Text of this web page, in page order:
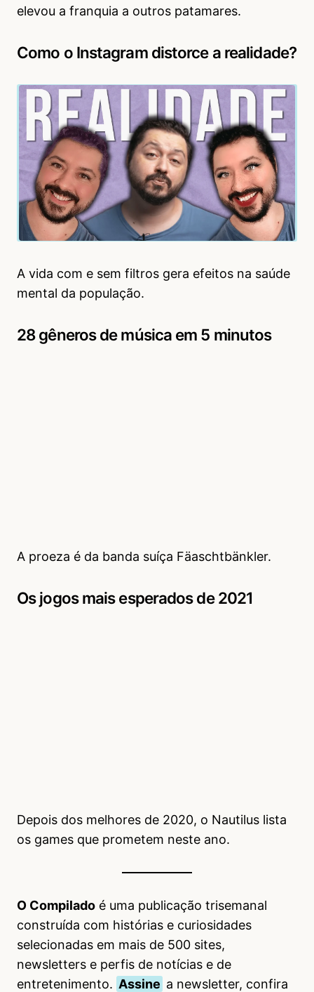
elevou a franquia a outros patamares.
Como o Instagram distorce a realidade?
A vida com e sem filtros gera efeitos na saúde
mental da população.
28 gêneros de música em 5 minutos
A proeza é da banda suíça Fäaschtbänkler.
Os jogos mais esperados de 2021
Depois dos melhores de 2020, o Nautilus lista
os games que prometem neste ano.
O Compilado é uma publicação trisemanal
construída com histórias e curiosidades
selecionadas em mais de 500 sites,
newsletters e perfis de notícias e de
entretenimento. Assine a newsletter, confira